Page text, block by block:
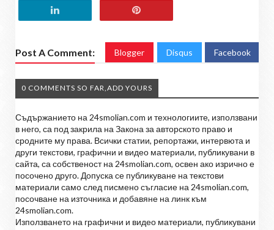
Post A Comment: Blogger Disqus Facebook
0 COMMENTS SO FAR,ADD YOURS
Съдържанието на 24smolian.com и технологиите, използвани
в него, са под закрила на Закона за авторското право и
сродните му права. Всички статии, репортажи, интервюта и
други текстови, графични и видео материали, публикувани в
сайта, са собственост на 24smolian.com, освен ако изрично е
посочено друго. Допуска се публикуване на текстови
материали само след писмено съгласие на 24smolian.com,
посочване на източника и добавяне на линк към
24smolian.com.
Използването на графични и видео материали, публикувани